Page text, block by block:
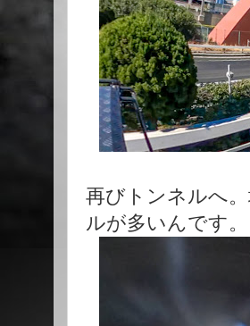
再びトンネルへ
ルが多いんです。